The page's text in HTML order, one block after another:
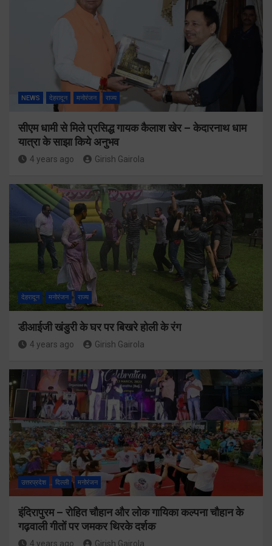
NEWS देहरादून मनोरंजन राज्य
सीएम धामी से मिले प्रसिद्ध गायक कैलाश खेर – केदारनाथ धाम
यात्रा के साझा किये अनुभव
4 years ago Girish Gairola
देहरादून मनोरंजन राज्य
डीआईजी खंडुरी के घर पर बिखरे होली के रंग
4 years ago Girish Gairola
उत्तरप्रदेश दिल्ली मनोरंजन
इंदिरापुरम – रोहित चौहान और लोक गायिका कल्पना चौहान के
गढ़वाली गीतों पर जमकर थिरके दर्शक
4 years ago Girish Gairola